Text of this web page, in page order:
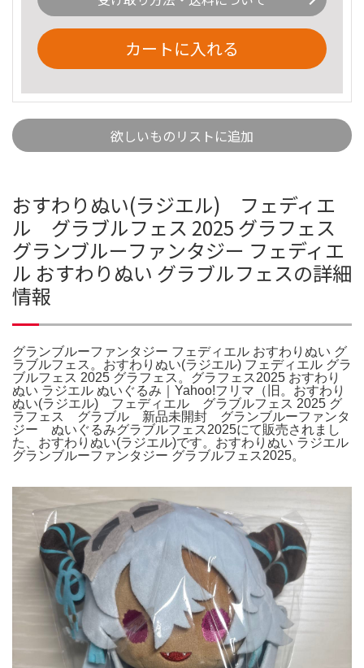
カートに入れる
欲しいものリストに追加
おすわりぬい(ラジエル) フェディエ
ル グラブルフェス 2025 グラフェス
グランブルーファンタジー フェディエ
ル おすわりぬい グラブルフェスの詳細
情報
グランブルーファンタジー フェディエル おすわりぬい グ
ラブルフェス。おすわりぬい(ラジエル) フェディエル グラ
ブルフェス 2025 グラフェス。グラフェス2025 おすわり
ぬい ラジエル ぬいぐるみ｜Yahoo!フリマ（旧。おすわり
ぬい(ラジエル) フェディエル グラブルフェス 2025 グ
ラフェス グラブル 新品未開封 グランブルーファンタ
ジー ぬいぐるみグラブルフェス2025にて販売されまし
た、おすわりぬい(ラジエル)です。おすわりぬい ラジエル
グランブルーファンタジー グラブルフェス2025。